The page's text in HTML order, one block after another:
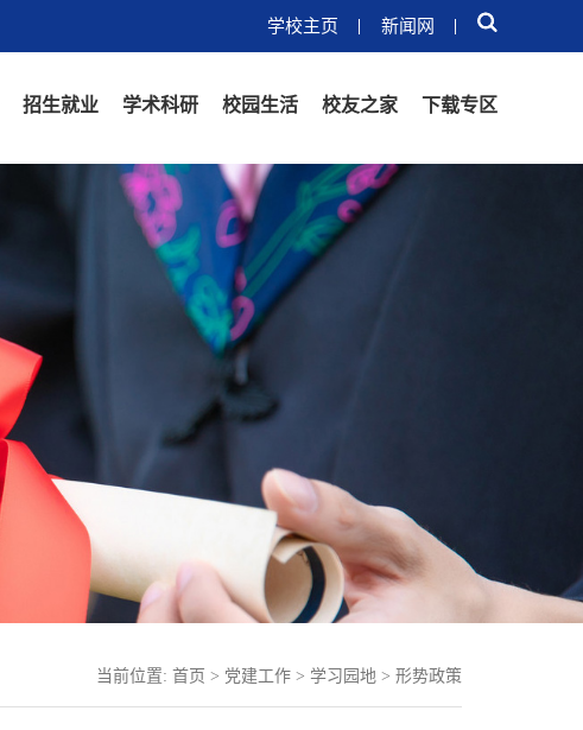
学校主页 新闻网
招生就业 学术科研 校园生活 校友之家 下载专区
当前位置: 首页 > 党建工作 > 学习园地 > 形势政策